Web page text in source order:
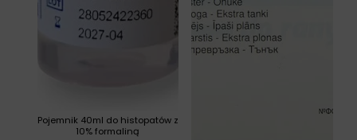
Pojemnik 40ml do histopatów z
10% formaliną